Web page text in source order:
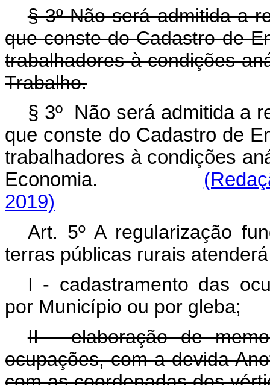
§ 3º Não será admitida a
que conste do Cadastro de
trabalhadores à condições
Trabalho.
§ 3º Não será admitida a
que conste do Cadastro de
trabalhadores à condições
Economia.
2019)
Art. 5º A regularização
terras públicas rurais
I - cadastramento das
por Município ou por gleba;
II - elaboração de
ocupações, com a devida